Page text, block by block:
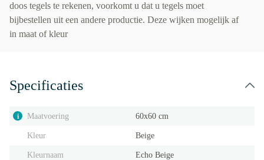
doos tegels te rekenen, voorkomt u dat u tegels moet
bijbestellen uit een andere productie. Deze wijken mogelijk af
in maat of kleur
Specificaties
i Maatvoering 60x60 cm
Kleur Beige
Kleurnaam Echo Beige